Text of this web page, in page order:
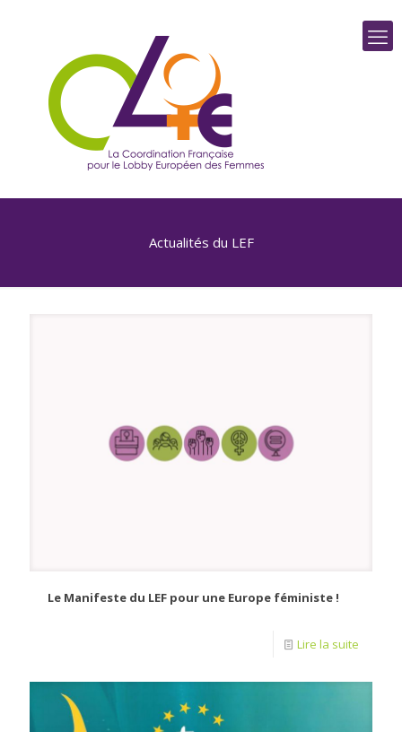
Actualités du LEF
Le Manifeste du LEF pour une Europe féministe !
Lire la suite